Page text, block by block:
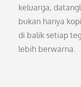
keluarga,
bukan hanya
di balik setiap
lebih berwarna.